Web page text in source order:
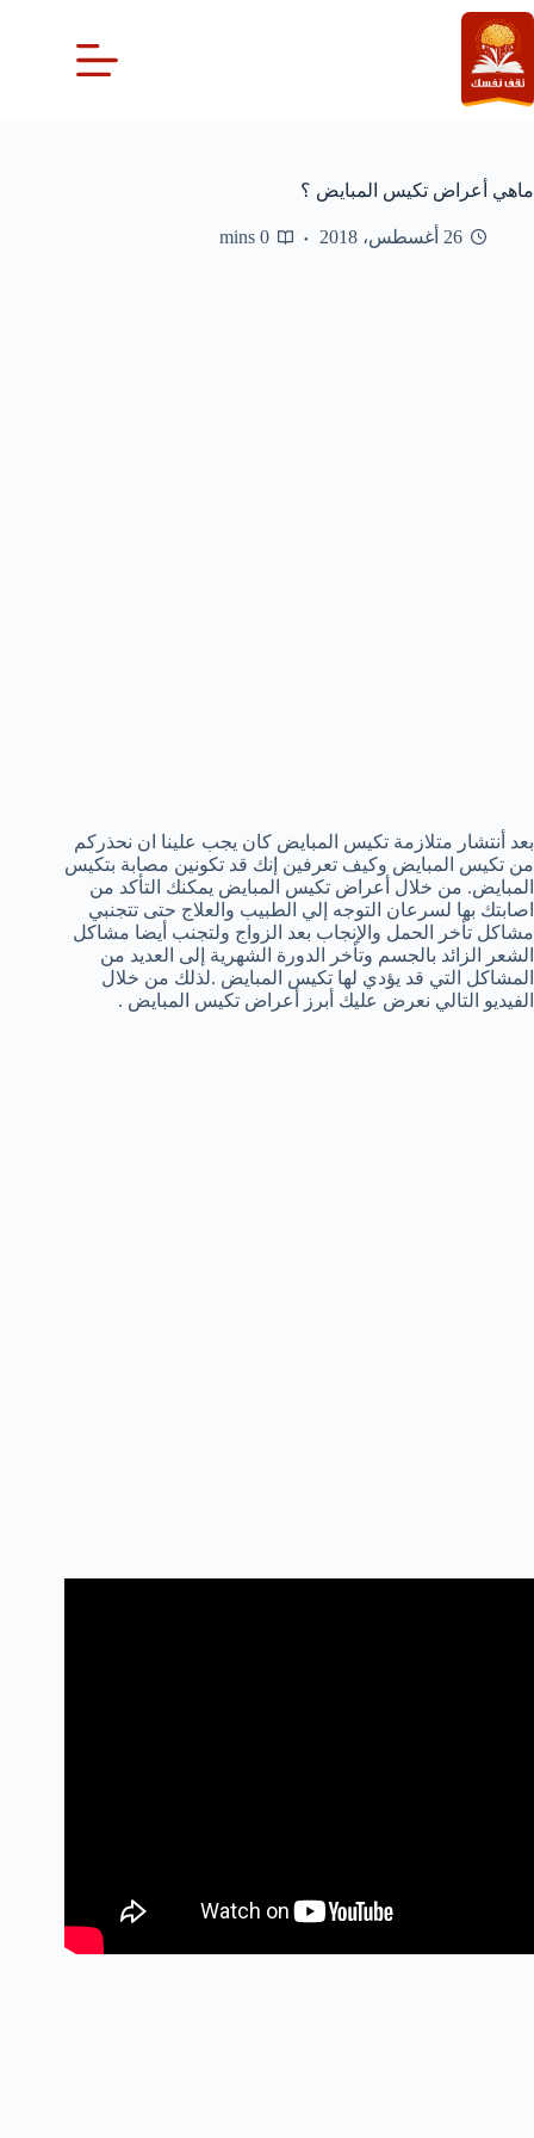
التجاوز
إلى
المحتوى
ماهي أعراض تكيس المبايض ؟
26 أغسطس، 2018 0 mins
بعد أنتشار متلازمة تكيس المبايض كان يجب علينا ان نحذركم
من تكيس المبايض وكيف تعرفين إنك قد تكونين مصابة بتكيس
المبايض. من خلال أعراض تكيس المبايض يمكنك التأكد من
اصابتك بها لسرعان التوجه إلي الطبيب والعلاج حتى تتجنبي
مشاكل تأخر الحمل والإنجاب بعد الزواج ولتجنب أيضا مشاكل
الشعر الزائد بالجسم وتأخر الدورة الشهرية إلى العديد من
المشاكل التي قد يؤدي لها تكيس المبايض .لذلك من خلال
الفيديو التالي نعرض عليك أبرز أعراض تكيس المبايض .